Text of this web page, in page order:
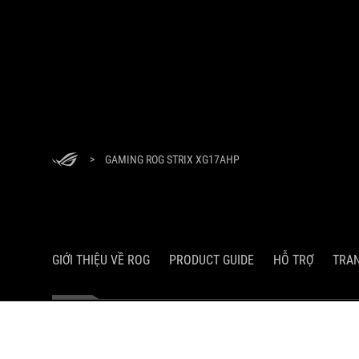
> GAMING ROG STRIX XG17AHP
GIỚI THIỆU VỀ ROG PRODUCT GUIDE HỖ TRỢ